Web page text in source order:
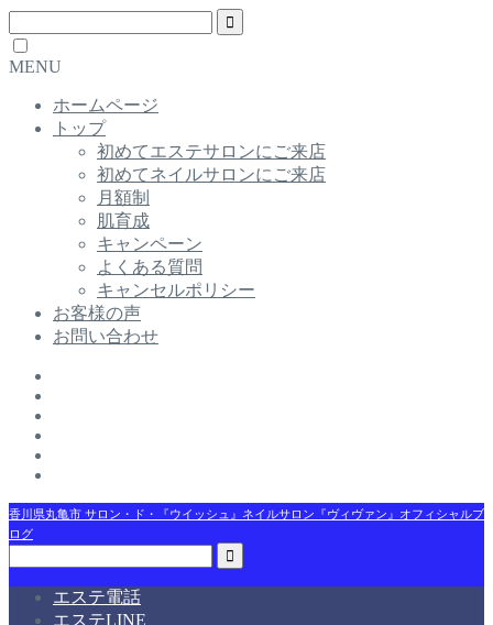
MENU
ホームページ
トップ
初めてエステサロンにご来店
初めてネイルサロンにご来店
月額制
肌育成
キャンペーン
よくある質問
キャンセルポリシー
お客様の声
お問い合わせ
香川県丸亀市 サロン・ド・『ウイッシュ』ネイルサロン『ヴィヴァン』オフィシャルブ
ログ
エステ電話
エステLINE